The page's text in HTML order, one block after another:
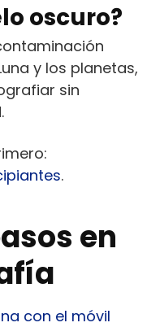
oscuro?
y los planetas,
sin
.
en
con el móvil